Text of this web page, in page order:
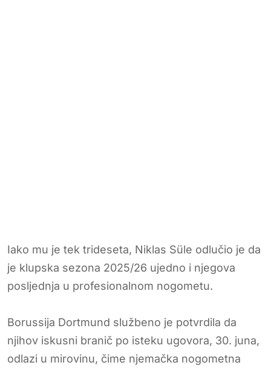
Iako mu je tek trideseta, Niklas Süle odlučio je da
je klupska sezona 2025/26 ujedno i njegova
posljednja u profesionalnom nogometu.
Borussija Dortmund službeno je potvrdila da
njihov iskusni branič po isteku ugovora, 30. juna,
odlazi u mirovinu, čime njemačka nogometna